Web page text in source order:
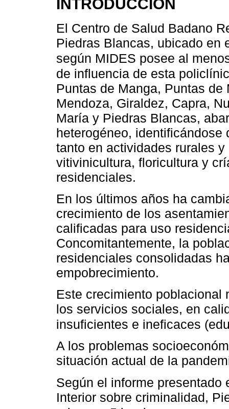
INTRODUCCIÓN
El Centro de Salud Badano
Piedras Blancas, ubicado en
según MIDES posee al
de influencia de esta
Puntas de Manga, Puntas
Mendoza, Giraldez, Capra,
María y Piedras Blancas,
heterogéneo,
tanto en actividades rurales
vitivinicultura, floricultura y
residenciales.
En los últimos años ha
crecimiento de los
calificadas para uso
Concomitantemente, la
residenciales consolidadas
empobrecimiento.
Este crecimiento poblacional
los servicios sociales, en
insuficientes e ineficaces
A los problemas
situación actual de la
Según el informe presentado
Interior sobre criminalidad,